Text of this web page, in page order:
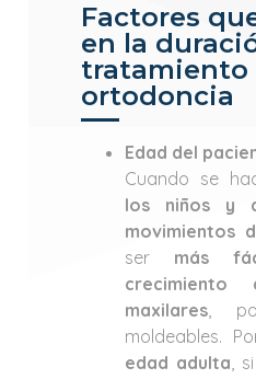
Factores
en la
tratamiento
ortodoncia
Edad del
Cuando se
los niños y
movimientos
ser más
maxilares,
moldeables.
edad adulta,